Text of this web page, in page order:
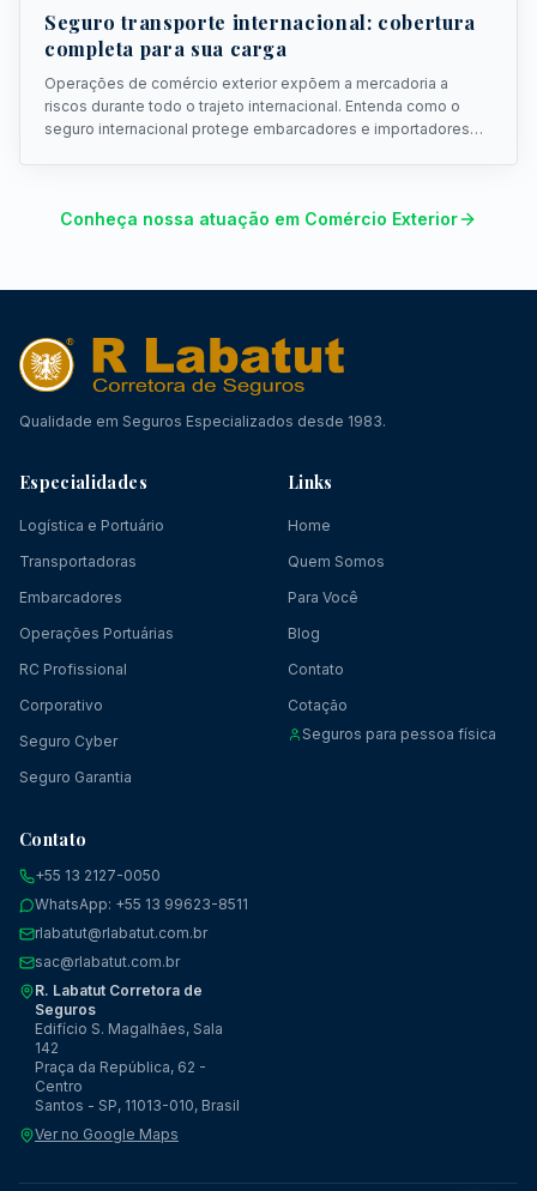
Seguro transporte internacional: cobertura
completa para sua carga
Operações de comércio exterior expõem a mercadoria a
riscos durante todo o trajeto internacional. Entenda como o
seguro internacional protege embarcadores e importadores
Conheça nossa atuação em Comércio Exterior
Qualidade em Seguros Especializados desde 1983.
Especialidades
Logística e Portuário
Transportadoras
Embarcadores
Operações Portuárias
RC Profissional
Corporativo
Seguro Cyber
Seguro Garantia
Links
Home
Quem Somos
Para Você
Blog
Contato
Cotação
Seguros para pessoa física
Contato
+55 13 2127-0050
WhatsApp: +55 13 99623-8511
rlabatut@rlabatut.com.br
sac@rlabatut.com.br
R. Labatut Corretora de
Seguros
Edifício S. Magalhães, Sala
142
Praça da República, 62 -
Centro
Santos - SP, 11013-010, Brasil
Ver no Google Maps